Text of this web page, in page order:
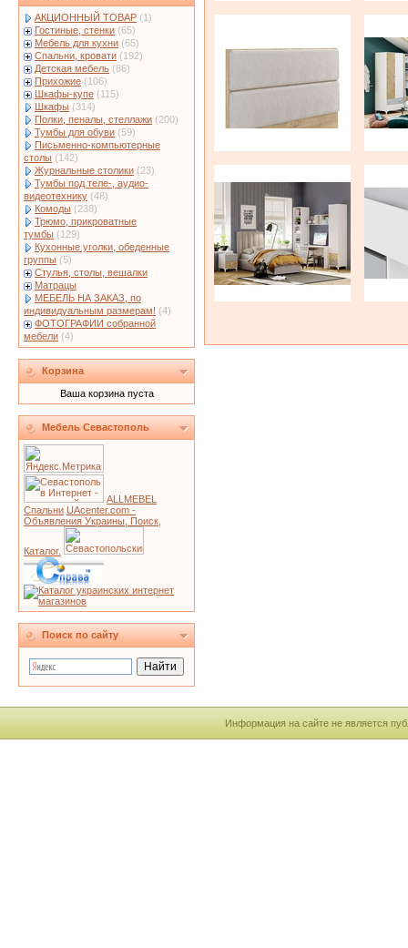
АКЦИОННЫЙ ТОВАР (1)
Гостиные, стенки (65)
Мебель для кухни (65)
Спальни, кровати (192)
Детская мебель (86)
Прихожие (106)
Шкафы-купе (115)
Шкафы (314)
Полки, пеналы, стеллажи (200)
Тумбы для обуви (59)
Письменно-компьютерные
столы (142)
Журнальные столики (23)
Тумбы под теле-, аудио-
видеотехнику (48)
Комоды (238)
Трюмо, прикроватные
тумбы (129)
Кухонные уголки, обеденные
группы (5)
Стулья, столы, вешалки
Матрацы
МЕБЕЛЬ НА ЗАКАЗ, по
индивидуальным размерам! (4)
ФОТОГРАФИИ собранной
мебели (4)
Корзина
Ваша корзина пуста
Мебель Севастополь
ALLMEBEL
Спальни UAcenter.com -
Объявления Украины, Поиск,
Каталог.
Поиск по сайту
Информация на сайте не является